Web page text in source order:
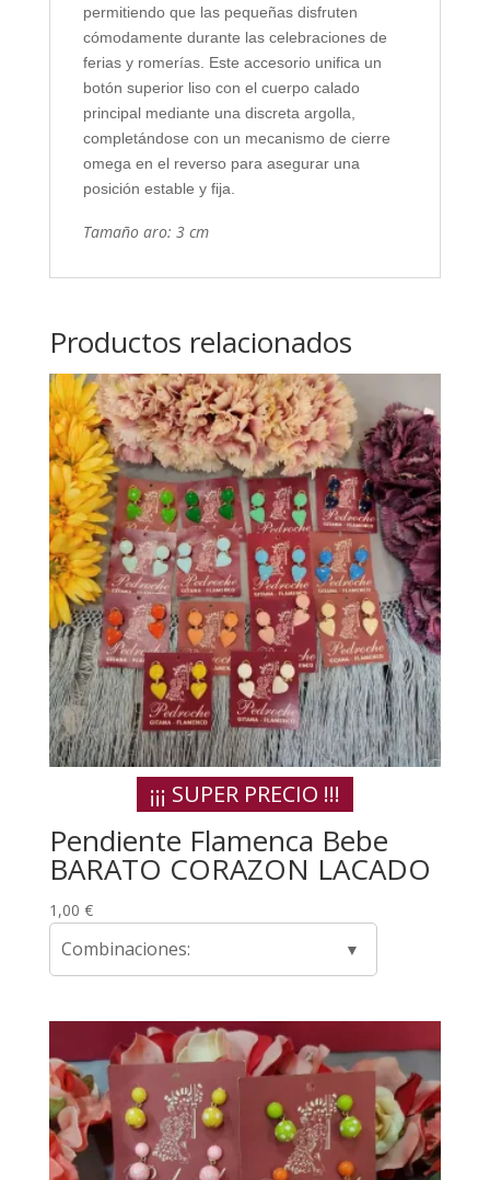
permitiendo que las pequeñas disfruten
cómodamente durante las celebraciones de
ferias y romerías. Este accesorio unifica un
botón superior liso con el cuerpo calado
principal mediante una discreta argolla,
completándose con un mecanismo de cierre
omega en el reverso para asegurar una
posición estable y fija.
Tamaño aro: 3 cm
Productos relacionados
¡¡¡ SUPER PRECIO !!!
Pendiente Flamenca Bebe
BARATO CORAZON LACADO
1,00 €
Combinaciones: